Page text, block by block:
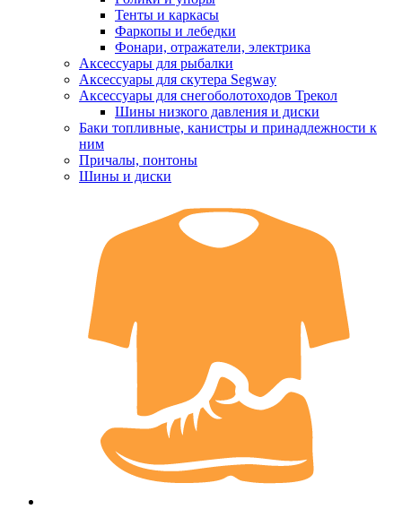
Тенты и каркасы
Фаркопы и лебедки
Фонари, отражатели, электрика
Аксессуары для рыбалки
Аксессуары для скутера Segway
Аксессуары для снегоболотоходов Трекол
Шины низкого давления и диски
Баки топливные, канистры и принадлежности к
ним
Причалы, понтоны
Шины и диски